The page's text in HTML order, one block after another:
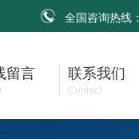
全国咨询热线：
留言 联系我们
Contact